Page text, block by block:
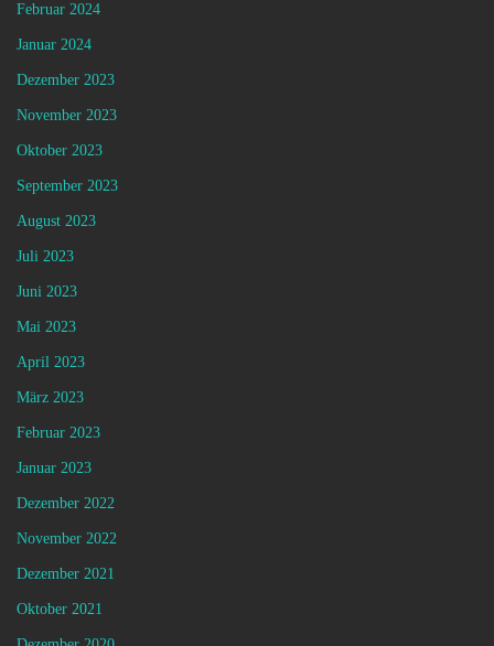
Februar 2024
Januar 2024
Dezember 2023
November 2023
Oktober 2023
September 2023
August 2023
Juli 2023
Juni 2023
Mai 2023
April 2023
März 2023
Februar 2023
Januar 2023
Dezember 2022
November 2022
Dezember 2021
Oktober 2021